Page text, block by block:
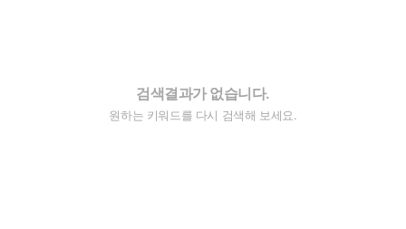
검색결과가 없습니다.
원하는 키워드를 다시 검색해 보세요.